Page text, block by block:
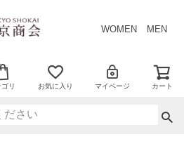
WOMEN MEN
リ お気に入り マイページ カート